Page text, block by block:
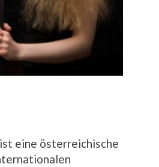
eine österreichische